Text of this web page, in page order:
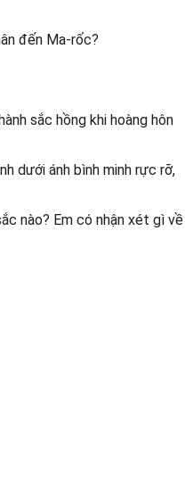
đến Ma-rốc?
sắc hồng khi hoàng hôn
dưới ánh bình minh rực rỡ,
nào? Em có nhận xét gì về